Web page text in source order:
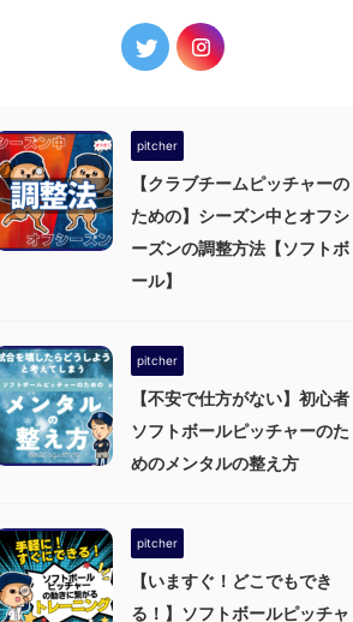
pitcher
【クラブチームピッチャーの
ための】シーズン中とオフシ
ーズンの調整方法【ソフトボ
ール】
pitcher
【不安で仕方がない】初心者
ソフトボールピッチャーのた
めのメンタルの整え方
pitcher
【いますぐ！どこでもでき
る！】ソフトボールピッチャ